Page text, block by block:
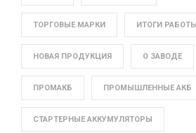
ТОРГОВЫЕ МАРКИ ИТОГИ РАБОТЫ
НОВАЯ ПРОДУКЦИЯ О ЗАВОДЕ
ПРОМАКБ ПРОМЫШЛЕННЫЕ АКБ
СТАРТЕРНЫЕ АККУМУЛЯТОРЫ